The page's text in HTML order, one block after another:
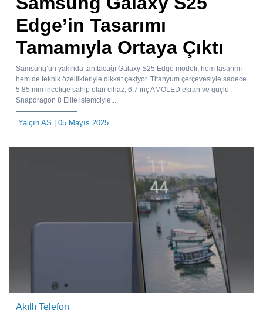
Edge’in Tasarımı
Tamamıyla Ortaya Çıktı
Samsung’un yakında tanıtacağı Galaxy S25 Edge modeli, hem tasarımı
hem de teknik özellikleriyle dikkat çekiyor. Titanyum çerçevesiyle sadece
5.85 mm inceliğe sahip olan cihaz, 6.7 inç AMOLED ekran ve güçlü
Snapdragon 8 Elite işlemciyle...
Yalçın AS | 05 Mayıs 2025
Akıllı Telefon